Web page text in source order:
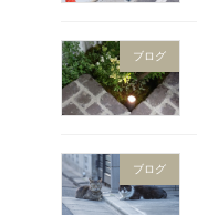
ブログ
ブログ